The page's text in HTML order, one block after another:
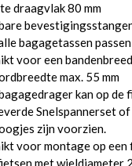
draagvlak 80 mm
bagagetassen
voor een
max. 55 mm
kan op de
Snelspannerset
zijn voorzien.
voor montage op
met wieldiameter